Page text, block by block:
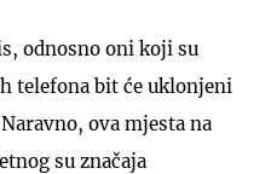
odnosno oni koji su
telefona bit će uklonjeni
ova mjesta na
su značaja